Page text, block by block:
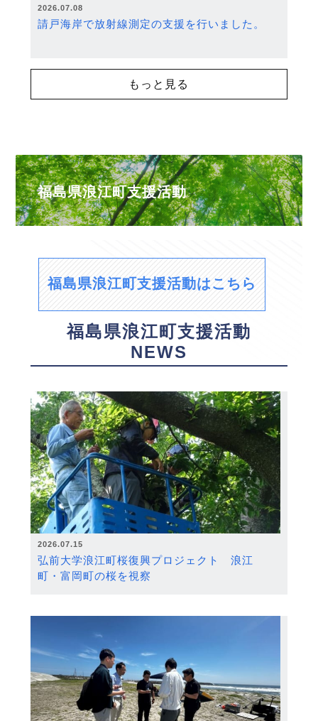
2026.07.08
請戸海岸で放射線測定の支援を行いました。
もっと見る
福島県浪江町支援活動
福島県浪江町支援活動はこちら
福島県浪江町支援活動
NEWS
2026.07.15
弘前大学浪江町桜復興プロジェクト 浪江
町・富岡町の桜を視察